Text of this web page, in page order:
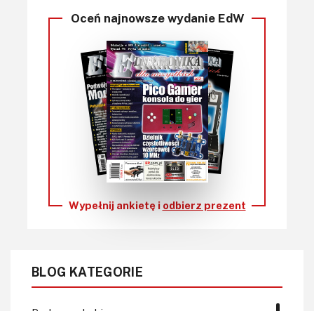
Oceń najnowsze wydanie EdW
Wypełnij ankietę i odbierz prezent
BLOG KATEGORIE